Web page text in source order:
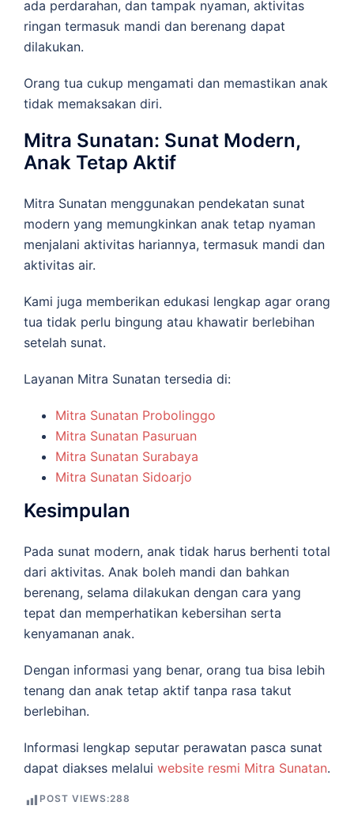
ada perdarahan, dan tampak nyaman, aktivitas
ringan termasuk mandi dan berenang dapat
dilakukan.
Orang tua cukup mengamati dan memastikan anak
tidak memaksakan diri.
Mitra Sunatan: Sunat Modern,
Anak Tetap Aktif
Mitra Sunatan menggunakan pendekatan sunat
modern yang memungkinkan anak tetap nyaman
menjalani aktivitas hariannya, termasuk mandi dan
aktivitas air.
Kami juga memberikan edukasi lengkap agar orang
tua tidak perlu bingung atau khawatir berlebihan
setelah sunat.
Layanan Mitra Sunatan tersedia di:
Mitra Sunatan Probolinggo
Mitra Sunatan Pasuruan
Mitra Sunatan Surabaya
Mitra Sunatan Sidoarjo
Kesimpulan
Pada sunat modern, anak tidak harus berhenti total
dari aktivitas. Anak boleh mandi dan bahkan
berenang, selama dilakukan dengan cara yang
tepat dan memperhatikan kebersihan serta
kenyamanan anak.
Dengan informasi yang benar, orang tua bisa lebih
tenang dan anak tetap aktif tanpa rasa takut
berlebihan.
Informasi lengkap seputar perawatan pasca sunat
dapat diakses melalui website resmi Mitra Sunatan.
POST VIEWS:288